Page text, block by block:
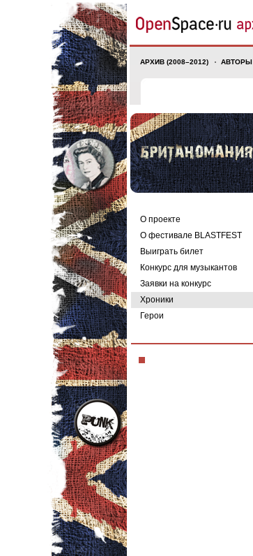
АРХИВ (2008–2012) АВТОРЫ
О проекте
О фестивале BLASTFEST
Выиграть билет
Конкурс для музыкантов
Заявки на конкурс
Хроники
Герои